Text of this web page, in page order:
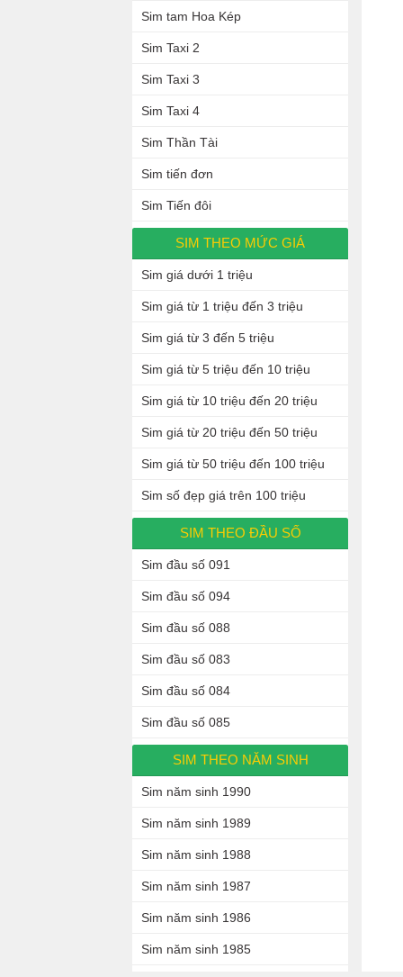
Sim tam Hoa Kép
Sim Taxi 2
Sim Taxi 3
Sim Taxi 4
Sim Thần Tài
Sim tiến đơn
Sim Tiến đôi
SIM THEO MỨC GIÁ
Sim giá dưới 1 triệu
Sim giá từ 1 triệu đến 3 triệu
Sim giá từ 3 đến 5 triệu
Sim giá từ 5 triệu đến 10 triệu
Sim giá từ 10 triệu đến 20 triệu
Sim giá từ 20 triệu đến 50 triệu
Sim giá từ 50 triệu đến 100 triệu
Sim số đẹp giá trên 100 triệu
SIM THEO ĐẦU SỐ
Sim đầu số 091
Sim đầu số 094
Sim đầu số 088
Sim đầu số 083
Sim đầu số 084
Sim đầu số 085
SIM THEO NĂM SINH
Sim năm sinh 1990
Sim năm sinh 1989
Sim năm sinh 1988
Sim năm sinh 1987
Sim năm sinh 1986
Sim năm sinh 1985